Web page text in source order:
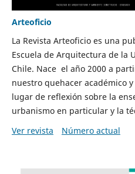
Arteoficio
La Revista Arteoficio es una
Escuela de Arquitectura de la
Chile. Nace el año 2000 a
nuestro quehacer académico
lugar de reflexión sobre la
urbanismo en particular y la
Ver revista
Número actual